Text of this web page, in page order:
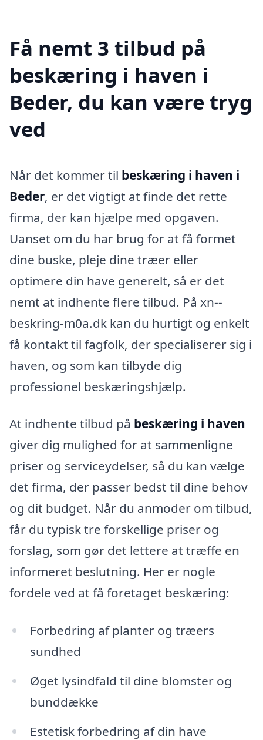
Få nemt 3 tilbud på
beskæring i haven i
Beder, du kan være tryg
ved
Når det kommer til beskæring i haven i
Beder, er det vigtigt at finde det rette
firma, der kan hjælpe med opgaven.
Uanset om du har brug for at få formet
dine buske, pleje dine træer eller
optimere din have generelt, så er det
nemt at indhente flere tilbud. På xn--
beskring-m0a.dk kan du hurtigt og enkelt
få kontakt til fagfolk, der specialiserer sig i
haven, og som kan tilbyde dig
professionel beskæringshjælp.
At indhente tilbud på beskæring i haven
giver dig mulighed for at sammenligne
priser og serviceydelser, så du kan vælge
det firma, der passer bedst til dine behov
og dit budget. Når du anmoder om tilbud,
får du typisk tre forskellige priser og
forslag, som gør det lettere at træffe en
informeret beslutning. Her er nogle
fordele ved at få foretaget beskæring:
Forbedring af planter og træers
sundhed
Øget lysindfald til dine blomster og
bunddække
Estetisk forbedring af din have